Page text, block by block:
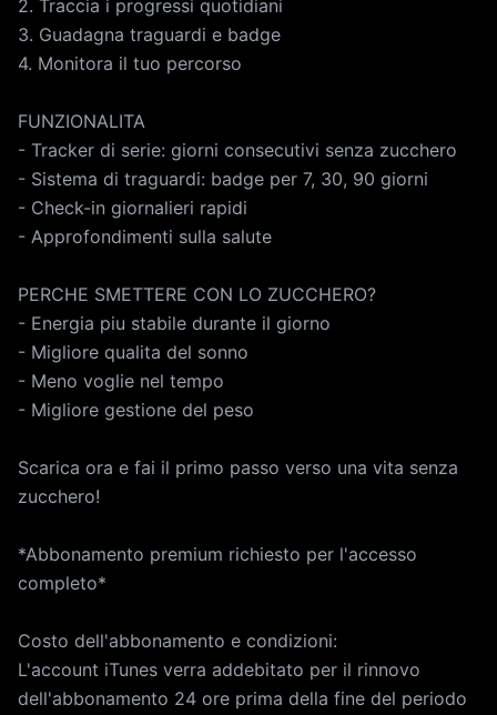
2. Traccia i progressi quotidiani
3. Guadagna traguardi e badge
4. Monitora il tuo percorso
FUNZIONALITA
- Tracker di serie: giorni consecutivi senza zucchero
- Sistema di traguardi: badge per 7, 30, 90 giorni
- Check-in giornalieri rapidi
- Approfondimenti sulla salute
PERCHE SMETTERE CON LO ZUCCHERO?
- Energia piu stabile durante il giorno
- Migliore qualita del sonno
- Meno voglie nel tempo
- Migliore gestione del peso
Scarica ora e fai il primo passo verso una vita senza
zucchero!
*Abbonamento premium richiesto per l'accesso
completo*
Costo dell'abbonamento e condizioni:
L'account iTunes verra addebitato per il rinnovo
dell'abbonamento 24 ore prima della fine del periodo